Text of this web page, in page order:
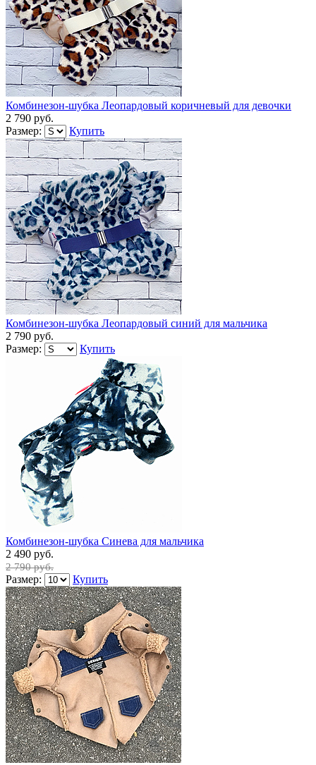
Комбинезон-шубка Леопардовый коричневый для девочки
2 790 руб.
Размер:
Купить
Комбинезон-шубка Леопардовый синий для мальчика
2 790 руб.
Размер:
Купить
Комбинезон-шубка Синева для мальчика
2 490 руб.
2 790 руб.
Размер: Купить